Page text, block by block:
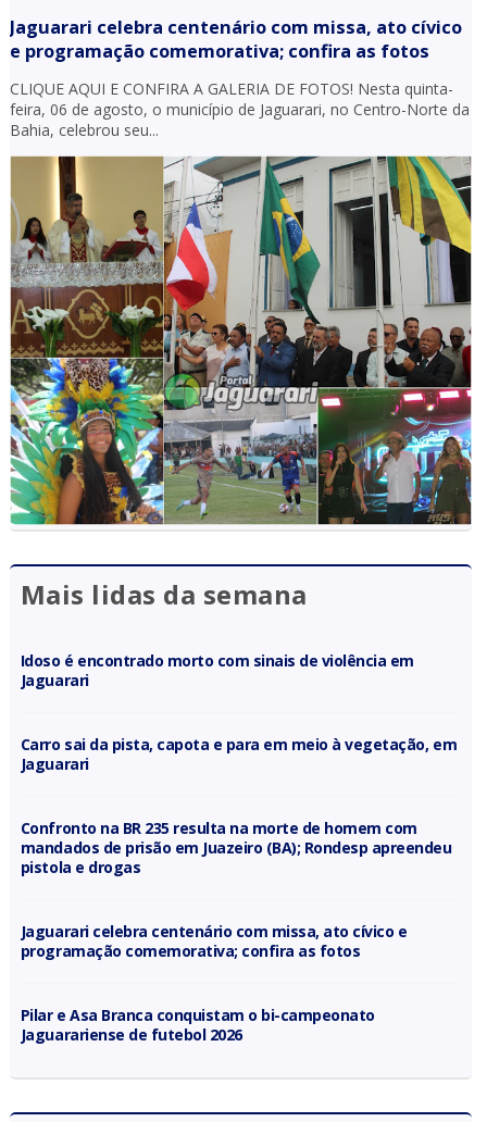
Jaguarari celebra centenário com missa, ato cívico
e programação comemorativa; confira as fotos
CLIQUE AQUI E CONFIRA A GALERIA DE FOTOS! Nesta quinta-
feira, 06 de agosto, o município de Jaguarari, no Centro-Norte da
Bahia, celebrou seu...
Mais lidas da semana
Idoso é encontrado morto com sinais de violência em
Jaguarari
Carro sai da pista, capota e para em meio à vegetação, em
Jaguarari
Confronto na BR 235 resulta na morte de homem com
mandados de prisão em Juazeiro (BA); Rondesp apreendeu
pistola e drogas
Jaguarari celebra centenário com missa, ato cívico e
programação comemorativa; confira as fotos
Pilar e Asa Branca conquistam o bi-campeonato
Jaguarariense de futebol 2026